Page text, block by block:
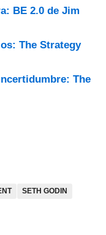
BE 2.0 de Jim
The Strategy
The
SETH GODIN